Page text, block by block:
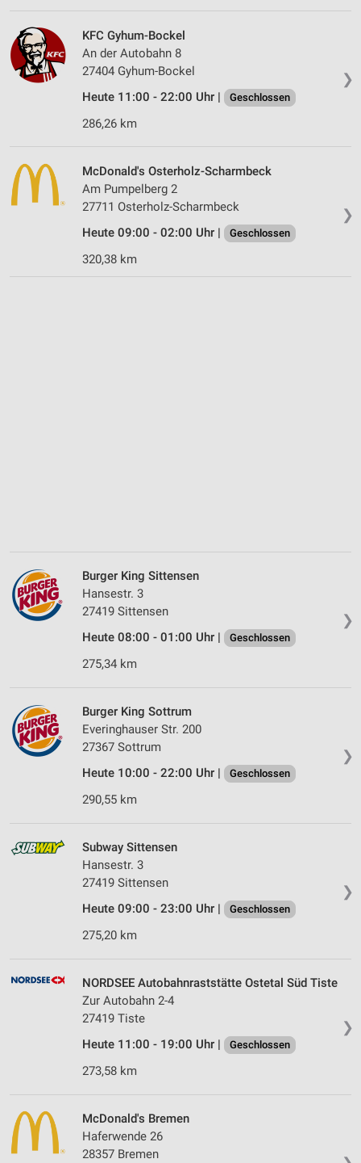
❯
KFC Gyhum-Bockel
An der Autobahn 8
27404 Gyhum-Bockel
Heute 11:00 - 22:00 Uhr |
Geschlossen
286,26 km
❯
McDonald's Osterholz-Scharmbeck
Am Pumpelberg 2
27711 Osterholz-Scharmbeck
Heute 09:00 - 02:00 Uhr |
Geschlossen
320,38 km
❯
Burger King Sittensen
Hansestr. 3
27419 Sittensen
Heute 08:00 - 01:00 Uhr |
Geschlossen
275,34 km
❯
Burger King Sottrum
Everinghauser Str. 200
27367 Sottrum
Heute 10:00 - 22:00 Uhr |
Geschlossen
290,55 km
❯
Subway Sittensen
Hansestr. 3
27419 Sittensen
Heute 09:00 - 23:00 Uhr |
Geschlossen
275,20 km
❯
NORDSEE Autobahnraststätte Ostetal Süd Tiste
Zur Autobahn 2-4
27419 Tiste
Heute 11:00 - 19:00 Uhr |
Geschlossen
273,58 km
McDonald's Bremen
Haferwende 26
28357 Bremen